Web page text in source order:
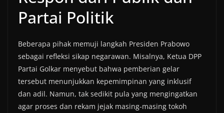
Partai Politik
Beberapa pihak memuji langkah Presiden Prabowo
sebagai refleksi sikap negarawan. Misalnya, Ketua DPP
Partai Golkar menyebut bahwa pemberian gelar
tersebut menunjukkan kepemimpinan yang inklusif
dan adil. Namun, tak sedikit pula yang mengingatkan
agar proses dan rekam jejak masing-masing tokoh